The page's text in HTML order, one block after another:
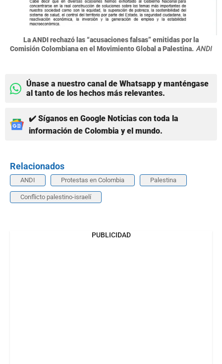
La ANDI rechazó las “acusaciones falsas” emitidas por la
Comisión Colombiana en el Movimiento Global a Palestina. ANDI
Únase a nuestro canal de Whatsapp y manténgase
al tanto de los hechos más relevantes.
✔️ Síganos en Google Noticias con toda la
información de Colombia y el mundo.
Relacionados
ANDI Protestas en Colombia Palestina
Conflicto palestino-israelí
PUBLICIDAD